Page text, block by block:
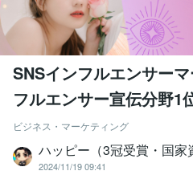
SNSインフルエンサー
フルエンサー宣伝分野1
ビジネス・マーケティング
ハッピー（3冠受賞・国家
2024/11/19 09:41